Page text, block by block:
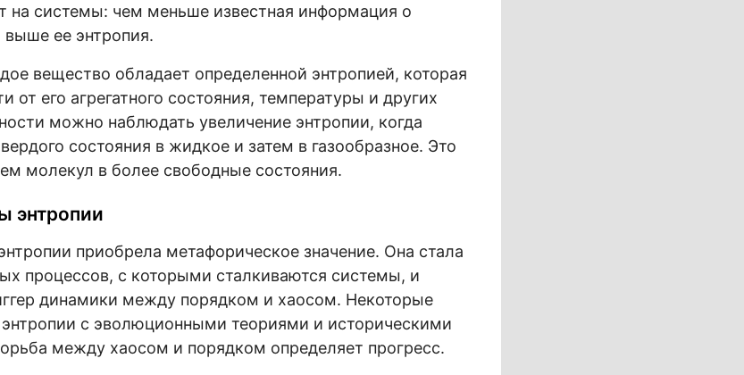
на системы: чем меньше известная информация о
выше ее энтропия.
вещество обладает определенной энтропией, которая
от его агрегатного состояния, температуры и других
можно наблюдать увеличение энтропии, когда
состояния в жидкое и затем в газообразное. Это
молекул в более свободные состояния.
энтропии
приобрела метафорическое значение. Она стала
процессов, с которыми сталкиваются системы, и
динамики между порядком и хаосом. Некоторые
с эволюционными теориями и историческими
между хаосом и порядком определяет прогресс.